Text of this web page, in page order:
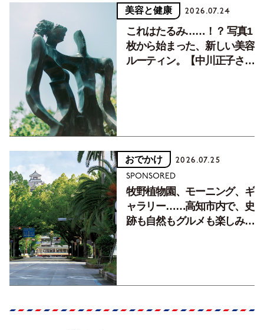
美容と健康 2026.07.24
これはたるみ……！？ 写真1
枚から始まった、新しい美容
ルーティン。【中川正子さん
おでかけ 2026.07.25
SPONSORED
牧野植物園、モーニング、ギ
ャラリー……高知市内で、史
跡も自然もグルメも楽しみ尽